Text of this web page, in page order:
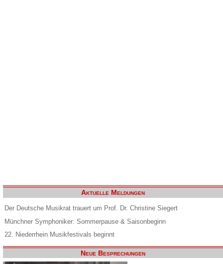
Aktuelle Meldungen
Der Deutsche Musikrat trauert um Prof. Dr. Christine Siegert
Münchner Symphoniker: Sommerpause & Saisonbeginn
22. Niederrhein Musikfestivals beginnt
Neue Besprechungen